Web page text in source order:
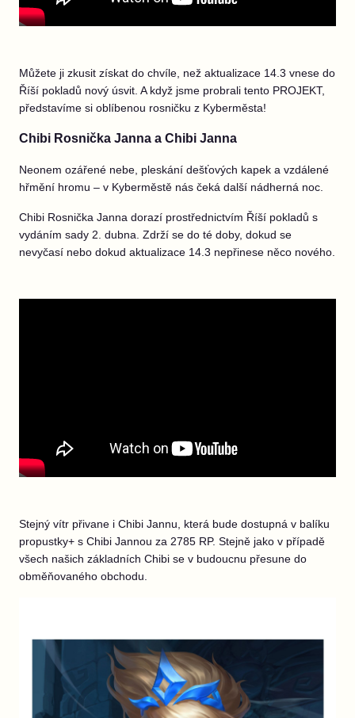
Můžete ji zkusit získat do chvíle, než aktualizace 14.3 vnese do
Říší pokladů nový úsvit. A když jsme probrali tento PROJEKT,
představíme si oblíbenou rosničku z Kyberměsta!
Chibi Rosnička Janna a Chibi Janna
Neonem ozářené nebe, pleskání dešťových kapek a vzdálené
hřmění hromu – v Kyberměstě nás čeká další nádherná noc.
Chibi Rosnička Janna dorazí prostřednictvím Říší pokladů s
vydáním sady 2. dubna. Zdrží se do té doby, dokud se
nevyčasí nebo dokud aktualizace 14.3 nepřinese něco nového.
Stejný vítr přivane i Chibi Jannu, která bude dostupná v balíku
propustky+ s Chibi Jannou za 2785 RP. Stejně jako v případě
všech našich základních Chibi se v budoucnu přesune do
obměňovaného obchodu.